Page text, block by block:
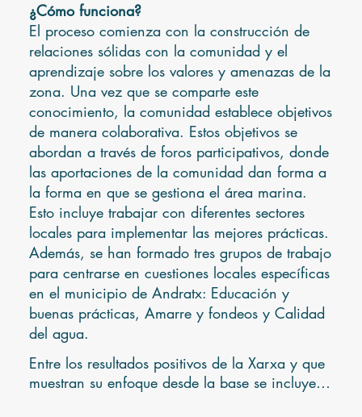
¿Cómo funciona?
El proceso comienza con la construcción de
relaciones sólidas con la comunidad y el
aprendizaje sobre los valores y amenazas de la
zona. Una vez que se comparte este
conocimiento, la comunidad establece objetivos
de manera colaborativa. Estos objetivos se
abordan a través de foros participativos, donde
las aportaciones de la comunidad dan forma a
la forma en que se gestiona el área marina.
Esto incluye trabajar con diferentes sectores
locales para implementar las mejores prácticas.
Además, se han formado tres grupos de trabajo
para centrarse en cuestiones locales específicas
en el municipio de Andratx: Educación y
buenas prácticas, Amarre y fondeos y Calidad
del agua.
Entre los resultados positivos de la Xarxa y que
muestran su enfoque desde la base se incluyen